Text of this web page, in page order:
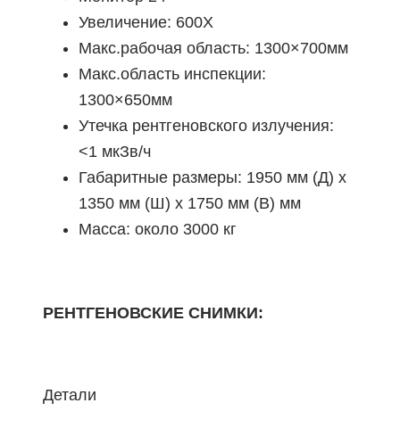
Увеличение: 600X
Макс.рабочая область: 1300×700мм
Макс.область инспекции:
1300×650мм
Утечка рентгеновского излучения:
<1 мкЗв/ч
Габаритные размеры: 1950 мм (Д) x
1350 мм (Ш) x 1750 мм (В) мм
Масса: около 3000 кг
РЕНТГЕНОВСКИЕ СНИМКИ:
Детали